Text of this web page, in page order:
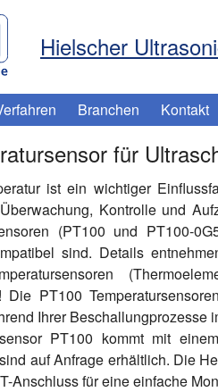
Hielscher
Branchen Kontakt
für
ist ein wichtiger
Kontrolle und
(PT100 und PT100-
sind. Details
Die PT100
Ihrer Beschallungprozesse
PT100 kommt mit
auf Anfrage erhältlich. Die
Anschluss für eine einfache